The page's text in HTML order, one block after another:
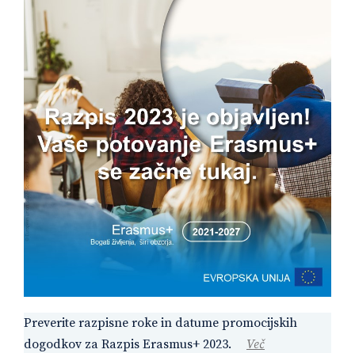
Preverite razpisne roke in datume promocijskih
dogodkov za Razpis Erasmus+ 2023.
Več